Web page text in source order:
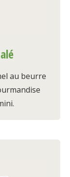
au beurre